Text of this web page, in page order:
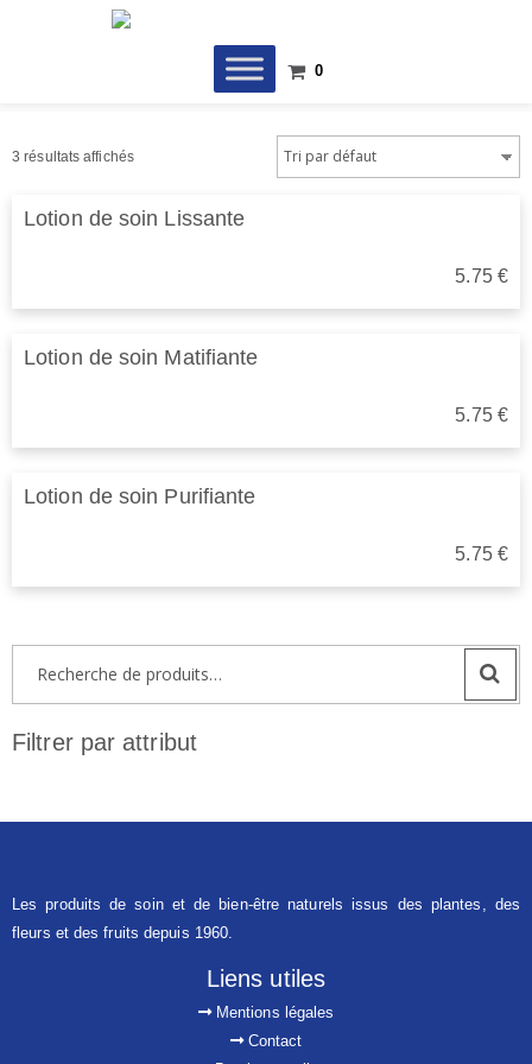
0
3 résultats affichés
Lotion de soin Lissante
5.75 €
Lotion de soin Matifiante
5.75 €
Lotion de soin Purifiante
5.75 €
pour :
Filtrer par attribut
Les produits de soin et de bien-être naturels issus des plantes, des
fleurs et des fruits depuis 1960.
Liens utiles
Mentions légales
Contact